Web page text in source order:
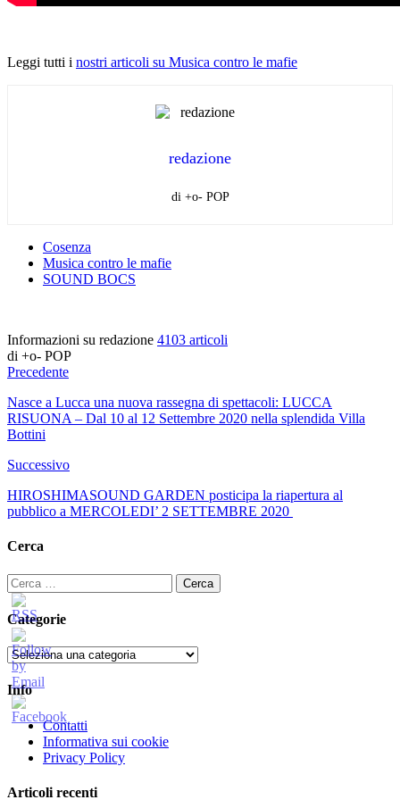
Leggi tutti i nostri articoli su Musica contro le mafie
redazione
di +o- POP
Cosenza
Musica contro le mafie
SOUND BOCS
Informazioni su redazione 4103 articoli
di +o- POP
Precedente
Nasce a Lucca una nuova rassegna di spettacoli: LUCCA
RISUONA – Dal 10 al 12 Settembre 2020 nella splendida Villa
Bottini
Successivo
HIROSHIMASOUND GARDEN posticipa la riapertura al
pubblico a MERCOLEDI’ 2 SETTEMBRE 2020
Cerca
Ricerca
per:
Categorie
Categorie
Info
Contatti
Informativa sui cookie
Privacy Policy
Articoli recenti